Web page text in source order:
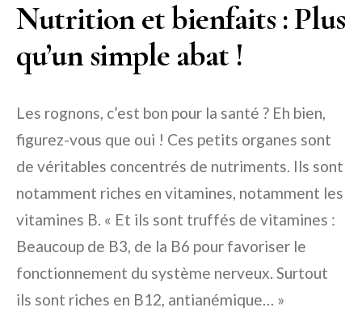
Nutrition et bienfaits : Plus
qu’un simple abat !
Les rognons, c’est bon pour la santé ? Eh bien,
figurez-vous que oui ! Ces petits organes sont
de véritables concentrés de nutriments. Ils sont
notamment riches en vitamines, notamment les
vitamines B. « Et ils sont truffés de vitamines :
Beaucoup de B3, de la B6 pour favoriser le
fonctionnement du système nerveux. Surtout
ils sont riches en B12, antianémique… »